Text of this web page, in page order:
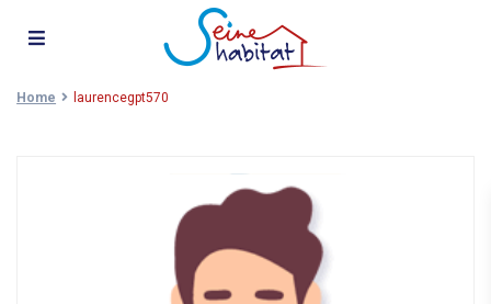
Home laurencegpt570